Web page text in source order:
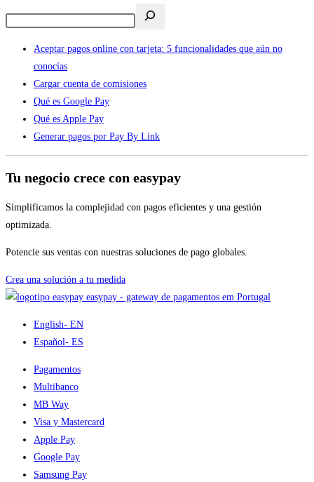
Aceptar pagos online con tarjeta: 5 funcionalidades que aún no
conocías
Cargar cuenta de comisiones
Qué es Google Pay
Qué es Apple Pay
Generar pagos por Pay By Link
Tu negocio crece con easypay
Simplificamos la complejidad con pagos eficientes y una gestión
optimizada.
Potencie sus ventas con nuestras soluciones de pago globales.
Crea una solución a tu medida
easypay - gateway de pagamentos em Portugal
English- EN
Español- ES
Pagamentos
Multibanco
MB Way
Visa y Mastercard
Apple Pay
Google Pay
Samsung Pay